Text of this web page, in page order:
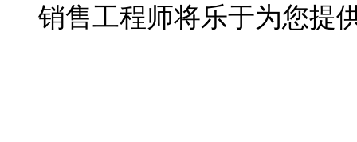
销售工程师将乐于为您提